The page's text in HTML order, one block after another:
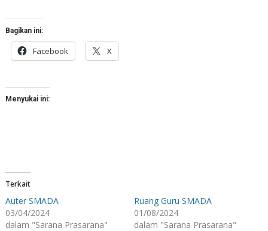
Bagikan ini:
Facebook X
Menyukai ini:
Terkait
Auter SMADA
03/04/2024
dalam "Sarana Prasarana"
Ruang Guru SMADA
01/08/2024
dalam "Sarana Prasarana"